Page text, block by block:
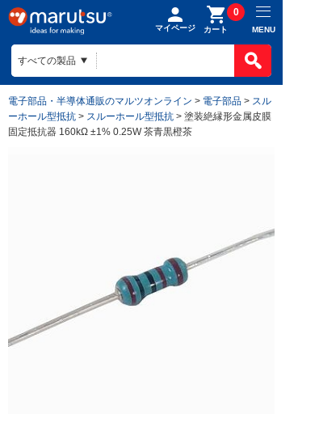
マイページ カート
0
MENU
電子部品・半導体通販のマルツオンライン > 電子部品 > スル
ーホール型抵抗 > スルーホール型抵抗 > 塗装絶縁形金属皮膜
固定抵抗器 160kΩ ±1% 0.25W 茶青黒橙茶